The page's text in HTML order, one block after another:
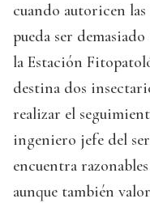
cuando autoricen las
pueda ser
la Estación
destina dos
realizar el
ingeniero jefe del
encuentra
aunque también